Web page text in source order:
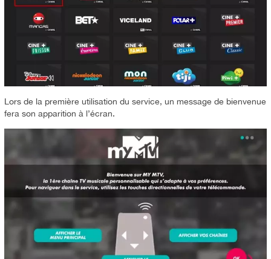
Lors de la première utilisation du service, un message de bienvenue
fera son apparition à l’écran.